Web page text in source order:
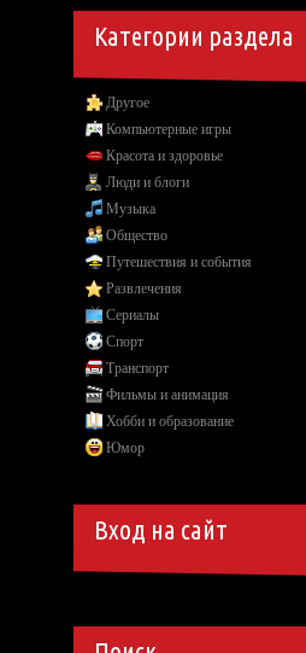
Категории раздела
Другое
Компьютерные игры
Красота и здоровье
Люди и блоги
Музыка
Общество
Путешествия и события
Развлечения
Сериалы
Спорт
Транспорт
Фильмы и анимация
Хобби и образование
Юмор
Вход на сайт